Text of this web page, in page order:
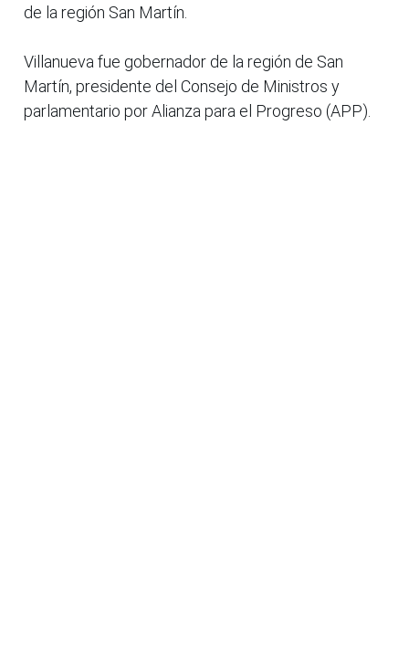
de la región San Martín.
Villanueva fue gobernador de la región de San
Martín, presidente del Consejo de Ministros y
parlamentario por Alianza para el Progreso (APP).